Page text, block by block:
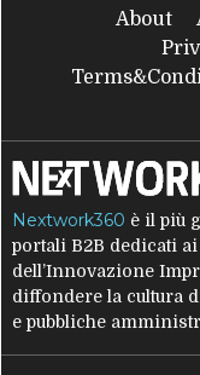
About
Nextwork360 è il più
portali B2B dedicati
dell’Innovazione
diffondere la cultura
e pubbliche